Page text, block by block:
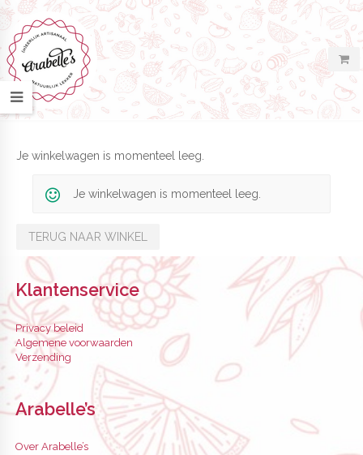
Je winkelwagen is momenteel leeg.
Je winkelwagen is momenteel leeg.
TERUG NAAR WINKEL
Klantenservice
Privacy beleid
Algemene voorwaarden
Verzending
Arabelle’s
Over Arabelle’s